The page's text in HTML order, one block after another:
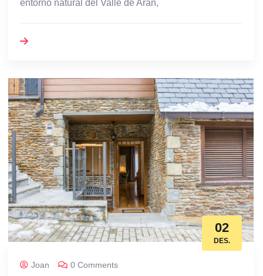
entorno natural del Valle de Arán,
02
DES.
Joan 0 Comments